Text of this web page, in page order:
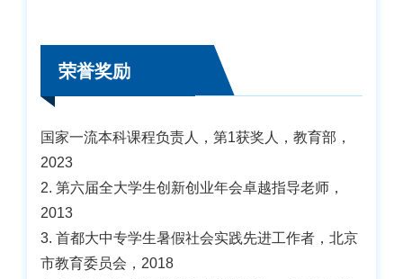
荣誉奖励
国家一流本科课程负责人，第1获奖人，教育部，
2023
2. 第六届全大学生创新创业年会卓越指导老师，
2013
3. 首都大中专学生暑假社会实践先进工作者，北京
市教育委员会，2018